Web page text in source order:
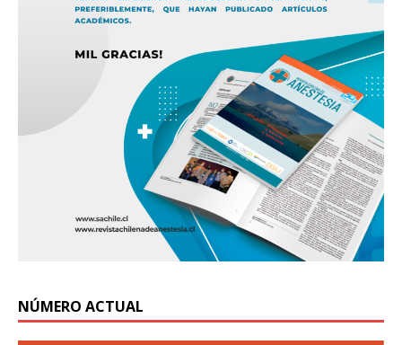
NÚMERO ACTUAL